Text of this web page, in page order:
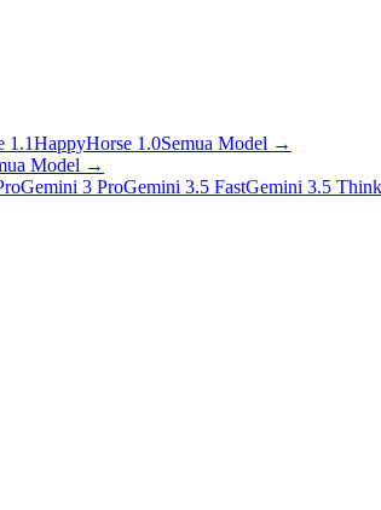
1.1HappyHorse 1.0Semua Model →
Model →
Gemini 3 ProGemini 3.5 FastGemini 3.5